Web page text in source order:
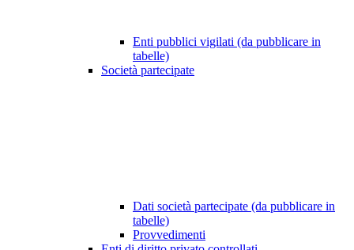
Enti pubblici vigilati (da pubblicare in
tabelle)
Società partecipate
Dati società partecipate (da pubblicare in
tabelle)
Provvedimenti